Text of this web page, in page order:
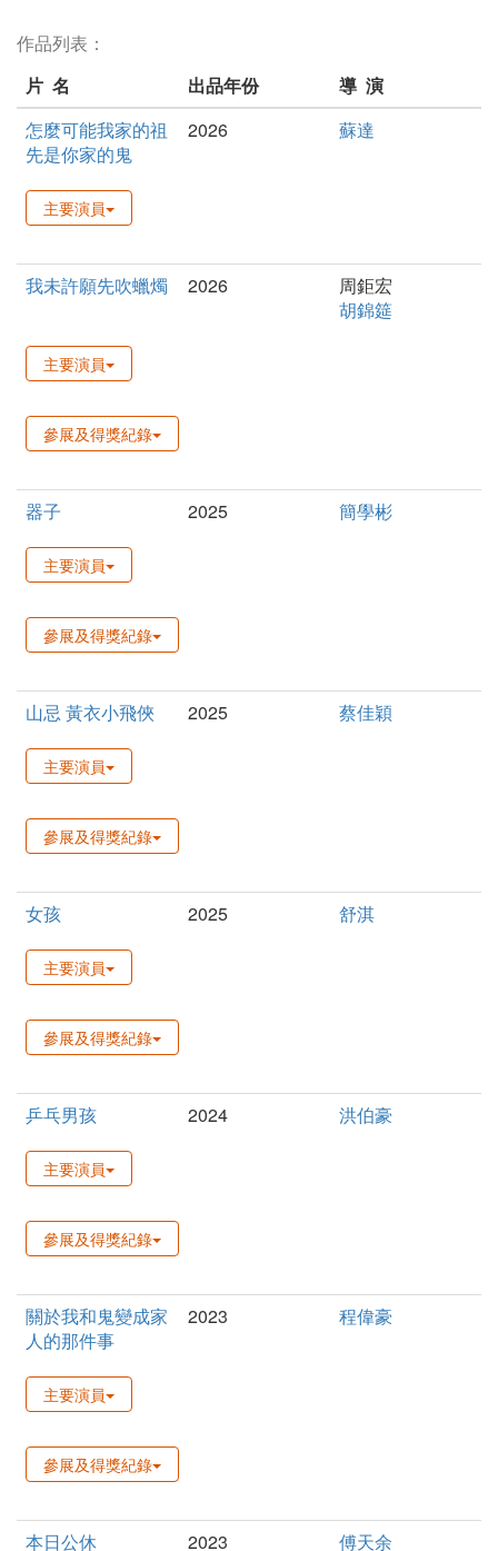
作品列表：
片 名
出品年份
導 演
怎麼可能我家的祖
先是你家的鬼
2026 蘇達
主要演員
我未許願先吹蠟燭 2026
周鉅宏
胡錦筵
主要演員
參展及得獎紀錄
器子 2025 簡學彬
主要演員
參展及得獎紀錄
山忌 黃衣小飛俠 2025 蔡佳穎
主要演員
參展及得獎紀錄
女孩 2025 舒淇
主要演員
參展及得獎紀錄
乒乓男孩 2024 洪伯豪
主要演員
參展及得獎紀錄
關於我和鬼變成家
人的那件事
2023 程偉豪
主要演員
參展及得獎紀錄
本日公休 2023 傅天余